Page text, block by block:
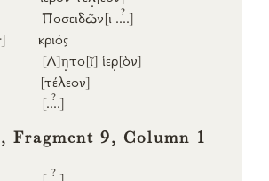
Ποσειδῶν [ι ..
?
..]
κριός
[Λ]η το [ῖ] ἱε ρ [ὸν]
[τέλεον]
[..
?
..]
Fragment 9, Column 1
[..
?
..]